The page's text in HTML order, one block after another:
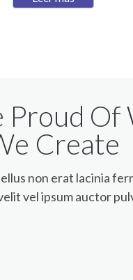
Proud Of
Create
non erat lacinia
vel ipsum auctor